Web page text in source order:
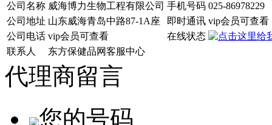
公司名称 威海博力生物工程有限公司 手机号码 025-86978229
公司地址 山东威海青岛中路87-1A座 即时通讯 vip会员可查看
公司电话 vip会员可查看
在线状态
联系人
东方保健品网客服中心
代理商留言
您的号码